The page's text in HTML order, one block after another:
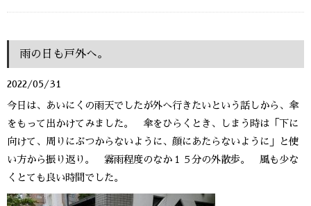
雨の日も戸外へ。
2022/05/31
今日は、あいにくの雨天でしたが外へ行きたいという話しから、傘
をもって出かけてみました。 傘をひらくとき、しまう時は「下に
向けて、周りにぶつからないように、顔にあたらないように」と使
い方から振り返り。 霧雨程度のなか１５分の外散歩。 風も少な
くとても良い時間でした。